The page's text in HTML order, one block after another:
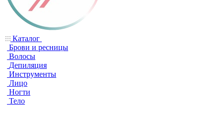
Каталог
Брови и ресницы
Волосы
Депиляция
Инструменты
Лицо
Ногти
Тело